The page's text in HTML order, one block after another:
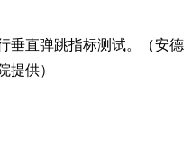
垂直弹跳指标测试。（安德
提供）